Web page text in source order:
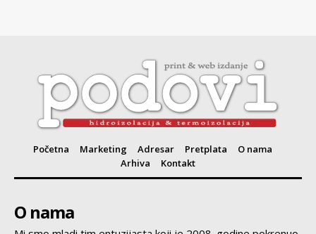
Početna Marketing Adresar Pretplata
O nama
Arhiva
Kontakt
O nama